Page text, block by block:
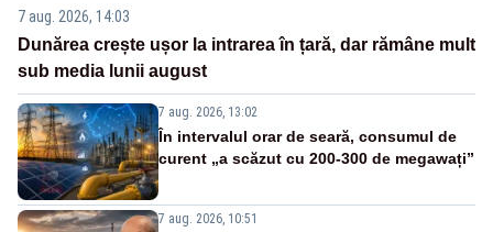
7 aug. 2026, 14:03
Dunărea crește ușor la intrarea în țară, dar rămâne mult
sub media lunii august
7 aug. 2026, 13:02
În intervalul orar de seară, consumul de
curent „a scăzut cu 200-300 de megawați”
7 aug. 2026, 10:51